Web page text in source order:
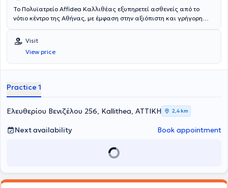
Το Πολυϊατρείο Affidea Καλλιθέας εξυπηρετεί ασθενείς από το
νότιο κέντρο της Αθήνας, με έμφαση στην αξιόπιστη και γρήγορη
παρακολούθηση, προληπτικούς ελέγχους και γυναικολογική
φροντίδα.
Visit
View price
Practice 1
Ελευθερίου Βενιζέλου 256, Kallithea, ΑΤΤΙΚΗ 2,4 km
Next availability Book appointment